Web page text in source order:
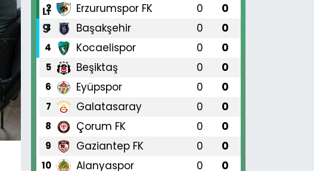
2 Erzurumspor FK 0 0
3 Başakşehir 0 0
4 Kocaelispor 0 0
5 Beşiktaş 0 0
6 Eyüpspor 0 0
7 Galatasaray 0 0
8 Çorum FK 0 0
9 Gaziantep FK 0 0
10 Alanyaspor 0 0